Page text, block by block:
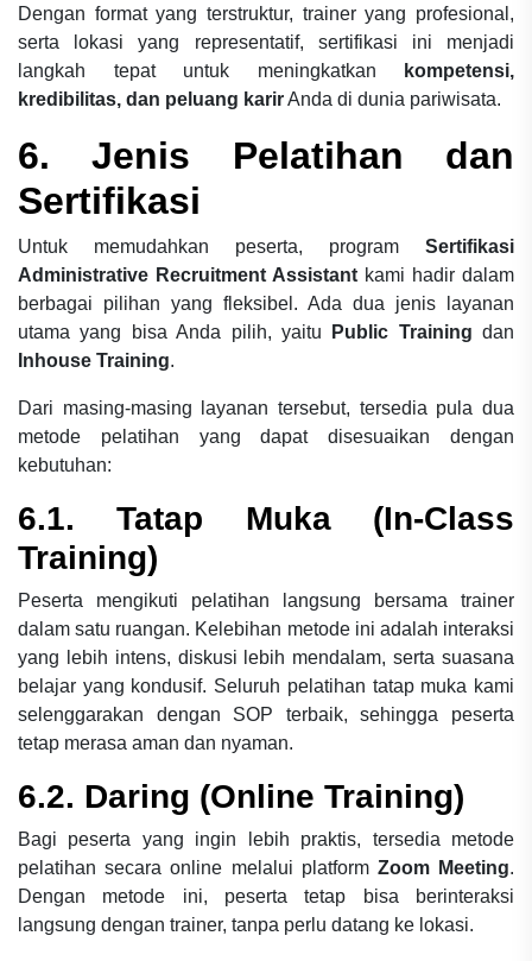
Dengan format yang terstruktur, trainer yang profesional,
serta lokasi yang representatif, sertifikasi ini menjadi
langkah tepat untuk meningkatkan
kompetensi,
kredibilitas, dan peluang karirAnda di dunia pariwisata.
6. Jenis Pelatihan dan
Sertifikasi
Untuk memudahkan peserta, program Sertifikasi
Administrative Recruitment Assistant kami hadir dalam
berbagai pilihan yang fleksibel. Ada dua jenis layanan
utama yang bisa Anda pilih, yaitu
Public Training dan
Inhouse Training.
Dari masing-masing layanan tersebut, tersedia pula dua
metode pelatihan yang dapat disesuaikan dengan
kebutuhan:
6.1. Tatap Muka (In-Class
Training)
Peserta mengikuti pelatihan langsung bersama trainer
dalam satu ruangan. Kelebihan metode ini adalah interaksi
yang lebih intens, diskusi lebih mendalam, serta suasana
belajar yang kondusif. Seluruh pelatihan tatap muka kami
selenggarakan dengan SOP terbaik, sehingga peserta
tetap merasa aman dan nyaman.
6.2. Daring (Online Training)
Bagi peserta yang ingin lebih praktis, tersedia metode
pelatihan secara online melalui platform Zoom Meeting.
Dengan metode ini, peserta tetap bisa berinteraksi
langsung dengan trainer, tanpa perlu datang ke lokasi.